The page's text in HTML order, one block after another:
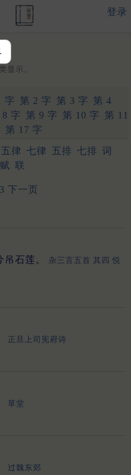
登录
显示。
字 第 2 字 第 3 字
第 4
8 字 第 9 字 第 10 字
第 11
第 17 字
五律 七律 五排 七排 词
联
3 下一页
石莲。
杂三言五首 其四 悦
正旦上司宪府诗
草堂
过魏东郊